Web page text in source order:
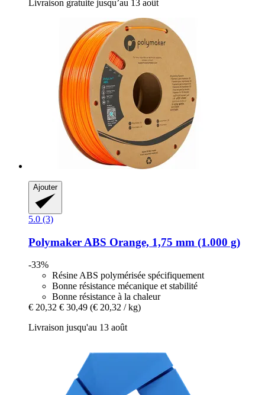
Livraison gratuite jusqu’au 13 août
Ajouter
5.0 (3)
Polymaker ABS Orange, 1,75 mm (1.000 g)
-33%
Résine ABS polymérisée spécifiquement
Bonne résistance mécanique et stabilité
Bonne résistance à la chaleur
€ 20,32 € 30,49 (€ 20,32 / kg)
Livraison jusqu'au 13 août